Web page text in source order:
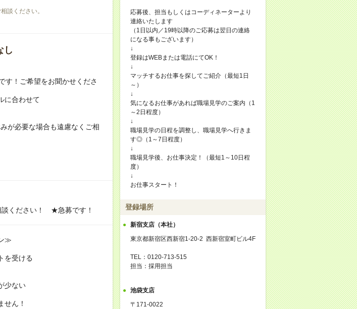
談ください。
し
す！ご希望をお聞かせくださ
に合わせて
が必要な場合も遠慮なくご相
談ください！ ★急募です！
≫
を受ける
少ない
せん！
応募後、担当もしくはコーディネーターより
連絡いたします
（1日以内／19時以降のご応募は翌日の連絡
になる事もございます）
↓
登録はWEBまたは電話にてOK！
↓
マッチするお仕事を探してご紹介（最短1日
～）
↓
気になるお仕事があれば職場見学のご案内（1
～2日程度）
↓
職場見学の日程を調整し、職場見学へ行きま
す◎（1～7日程度）
↓
職場見学後、お仕事決定！（最短1～10日程
度）
↓
お仕事スタート！
登録場所
新宿支店（本社）
東京都新宿区西新宿1-20-2 西新宿室町ビル4F
TEL：0120-713-515
担当：採用担当
池袋支店
〒171-0022